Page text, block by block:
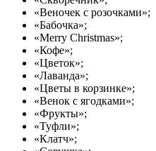
«Веночек с розочками»;
«Бабочка»;
«Merry Christmas»;
«Кофе»;
«Цветок»;
«Лаванда»;
«Цветы в корзинке»;
«Венок с ягодками»;
«Фрукты»;
«Туфли»;
«Клатч»;